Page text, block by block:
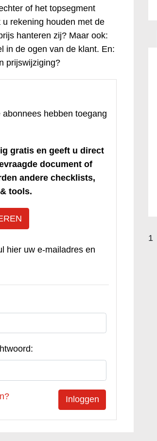
of het topsegment
rekening houden met de
hanteren zij? Maar ook:
in de ogen van de klant. En:
prijswijziging?
hebben toegang
gratis en geeft u direct
document of
andere checklists,
tools.
hier uw e-mailadres en
1